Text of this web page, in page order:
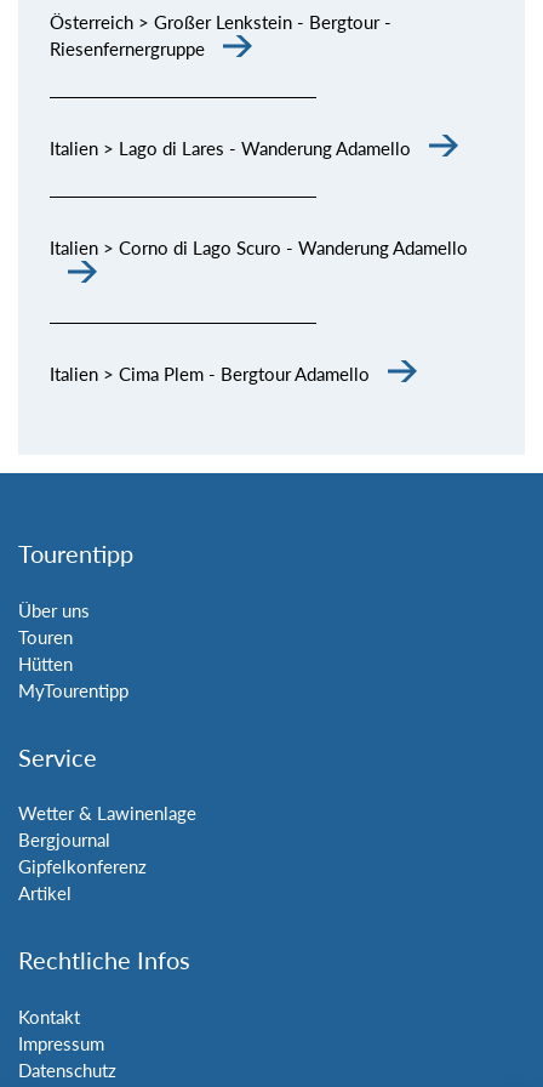
Österreich > Großer Lenkstein - Bergtour -
Riesenfernergruppe
Italien > Lago di Lares - Wanderung Adamello
Italien > Corno di Lago Scuro - Wanderung Adamello
Italien > Cima Plem - Bergtour Adamello
Tourentipp
Über uns
Touren
Hütten
MyTourentipp
Service
Wetter & Lawinenlage
Bergjournal
Gipfelkonferenz
Artikel
Rechtliche Infos
Kontakt
Impressum
Datenschutz